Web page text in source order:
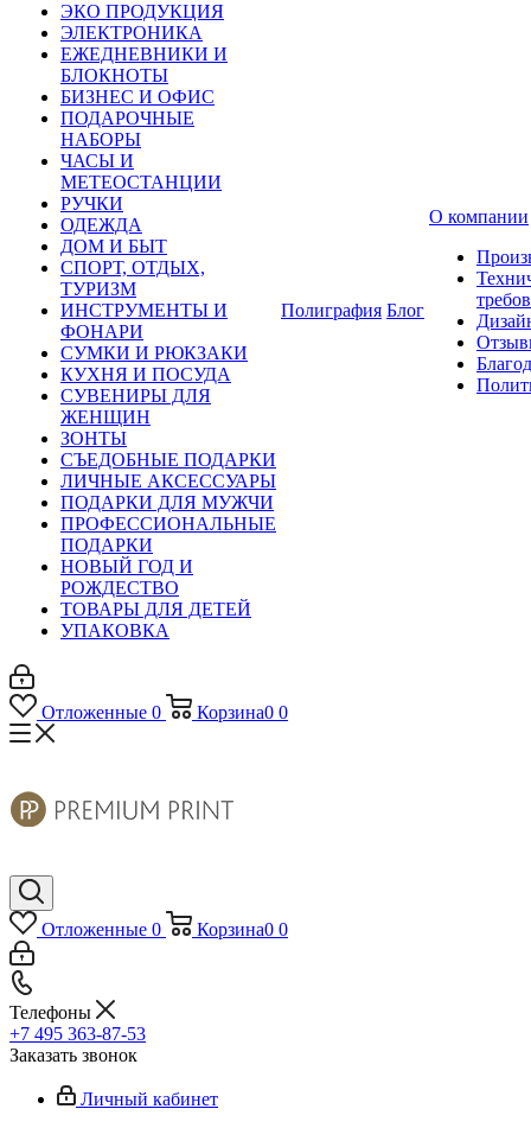
ЭКО ПРОДУКЦИЯ
ЭЛЕКТРОНИКА
ЕЖЕДНЕВНИКИ И
БЛОКНОТЫ
БИЗНЕС И ОФИС
ПОДАРОЧНЫЕ
НАБОРЫ
ЧАСЫ И
МЕТЕОСТАНЦИИ
РУЧКИ
ОДЕЖДА
ДОМ И БЫТ
СПОРТ, ОТДЫХ,
ТУРИЗМ
ИНСТРУМЕНТЫ И
ФОНАРИ
СУМКИ И РЮКЗАКИ
КУХНЯ И ПОСУДА
СУВЕНИРЫ ДЛЯ
ЖЕНЩИН
ЗОНТЫ
СЪЕДОБНЫЕ ПОДАРКИ
ЛИЧНЫЕ АКСЕССУАРЫ
ПОДАРКИ ДЛЯ МУЖЧИ
ПРОФЕССИОНАЛЬНЫЕ
ПОДАРКИ
НОВЫЙ ГОД И
РОЖДЕСТВО
ТОВАРЫ ДЛЯ ДЕТЕЙ
УПАКОВКА
Полиграфия Блог
О компании
Отложенные 0 Корзина0 0
Отложенные 0 Корзина0 0
Телефоны
+7 495 363-87-53
Заказать звонок
Личный кабинет